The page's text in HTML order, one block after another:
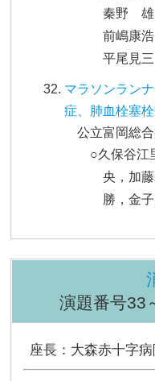
秦野 雄
前嶋康
平尾見三
マラソンラン
症、肺血栓塞
公立富岡総
○久保谷江
央，加
勝，金
演題番号33
座長：大森赤十字